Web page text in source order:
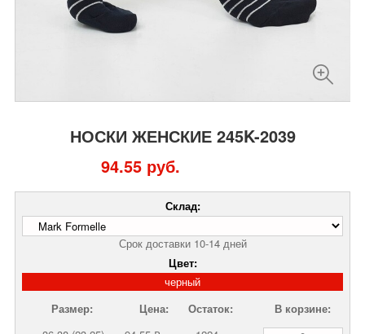
НОСКИ ЖЕНСКИЕ 245K-2039
94.55 руб.
Склад:
Срок доставки 10-14 дней
Цвет:
черный
Размер:
Цена: Остаток:
В корзине: